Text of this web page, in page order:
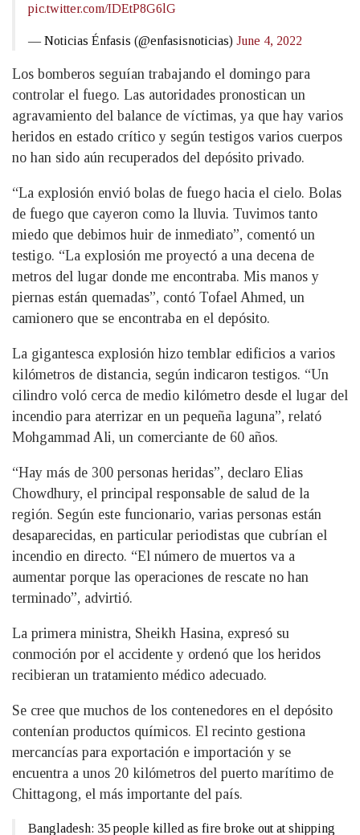
pic.twitter.com/IDEtP8G6lG
— Noticias Énfasis (@enfasisnoticias) June 4, 2022
Los bomberos seguían trabajando el domingo para
controlar el fuego. Las autoridades pronostican un
agravamiento del balance de víctimas, ya que hay varios
heridos en estado crítico y según testigos varios cuerpos
no han sido aún recuperados del depósito privado.
“La explosión envió bolas de fuego hacia el cielo. Bolas
de fuego que cayeron como la lluvia. Tuvimos tanto
miedo que debimos huir de inmediato”, comentó un
testigo. “La explosión me proyectó a una decena de
metros del lugar donde me encontraba. Mis manos y
piernas están quemadas”, contó Tofael Ahmed, un
camionero que se encontraba en el depósito.
La gigantesca explosión hizo temblar edificios a varios
kilómetros de distancia, según indicaron testigos. “Un
cilindro voló cerca de medio kilómetro desde el lugar del
incendio para aterrizar en un pequeña laguna”, relató
Mohgammad Ali, un comerciante de 60 años.
“Hay más de 300 personas heridas”, declaro Elias
Chowdhury, el principal responsable de salud de la
región. Según este funcionario, varias personas están
desaparecidas, en particular periodistas que cubrían el
incendio en directo. “El número de muertos va a
aumentar porque las operaciones de rescate no han
terminado”, advirtió.
La primera ministra, Sheikh Hasina, expresó su
conmoción por el accidente y ordenó que los heridos
recibieran un tratamiento médico adecuado.
Se cree que muchos de los contenedores en el depósito
contenían productos químicos. El recinto gestiona
mercancías para exportación e importación y se
encuentra a unos 20 kilómetros del puerto marítimo de
Chittagong, el más importante del país.
Bangladesh: 35 people killed as fire broke out at shipping